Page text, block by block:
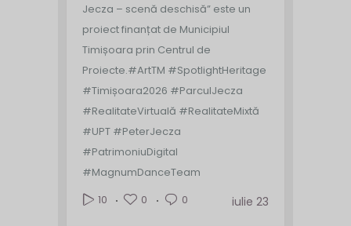
Jecza – scenă deschisă” este un
proiect finanțat de Municipiul
Timișoara prin Centrul de
Proiecte.#ArtTM #SpotlightHeritage
#Timișoara2026 #ParculJecza
#RealitateVirtuală #RealitateMixtă
#UPT #PeterJecza
#PatrimoniuDigital
#MagnumDanceTeam
10
0 0 iulie 23